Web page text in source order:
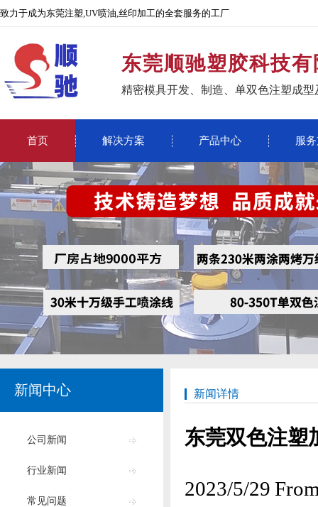
致力于成为东莞注塑,UV喷油,丝印加工的全套服务的工厂
东莞顺驰塑胶科技
精密模具开发、制造、单双色注塑成
首页 解决方案 产品中心 服
新闻中心
公司新闻
行业新闻
常见问题
新闻详情
东莞双色注塑
2023/5/29